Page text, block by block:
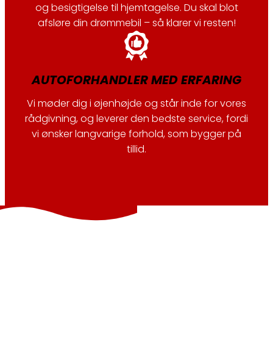
og besigtigelse til hjemtagelse. Du skal blot
afsløre din drømmebil – så klarer vi resten!
AUTOFORHANDLER MED ERFARING
Vi møder dig i øjenhøjde og står inde for vores
rådgivning, og leverer den bedste service, fordi
vi ønsker langvarige forhold, som bygger på
tillid.